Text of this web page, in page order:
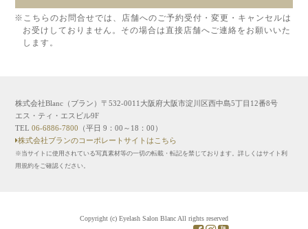
※こちらのお問合せでは、店舗へのご予約受付・変更・キャンセルは
お受けしておりません。その場合は直接店舗へご連絡をお願いいた
します。
株式会社Blanc（ブラン）〒532-0011大阪府大阪市淀川区西中島5丁目12番8号
エス・ティ・エスビル9F
TEL06-6886-7800
（平日 9：00～18：00）
株式会社ブランのコーポレートサイトはこちら
※当サイトに使用されている写真素材等の一切の転載・転記を禁じております。詳しくはサイト利
用規約をご確認ください。
Copyright (c) Eyelash Salon Blanc All rights reserved